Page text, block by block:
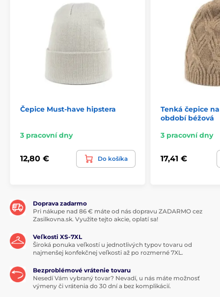
Čepice Must-have hipstera
3 pracovní dny
12,80 € Do košíka
Tenká čepice
období béžová
3 pracovní dny
17,41 €
Doprava zadarmo
Pri nákupe nad 86 € máte od nás dopravu ZADARMO cez
Zasilkovna.sk. Využite tejto akcie, oplatí sa!
Veľkosti XS-7XL
Široká ponuka veľkostí u jednotlivých typov tovaru od
najmenšej konfekčnej veľkosti až po rozmerné 7XL.
Bezproblémové vrátenie tovaru
Nesedí Vám vybraný tovar? Nevadí, u nás máte možnosť
výmeny či vrátenia do 30 dní a bez komplikácií.